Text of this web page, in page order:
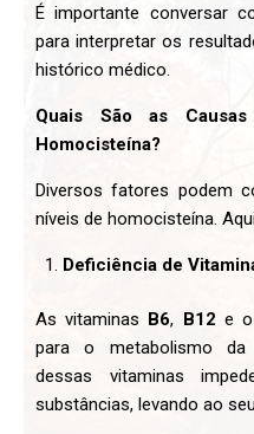
É importante conversar
para interpretar os
histórico médico.
Quais São as
Homocisteína?
Diversos fatores podem
níveis de homocisteína.
Deficiência de
As vitaminas B6, B12 e
para o metabolismo da
dessas vitaminas
substâncias, levando ao